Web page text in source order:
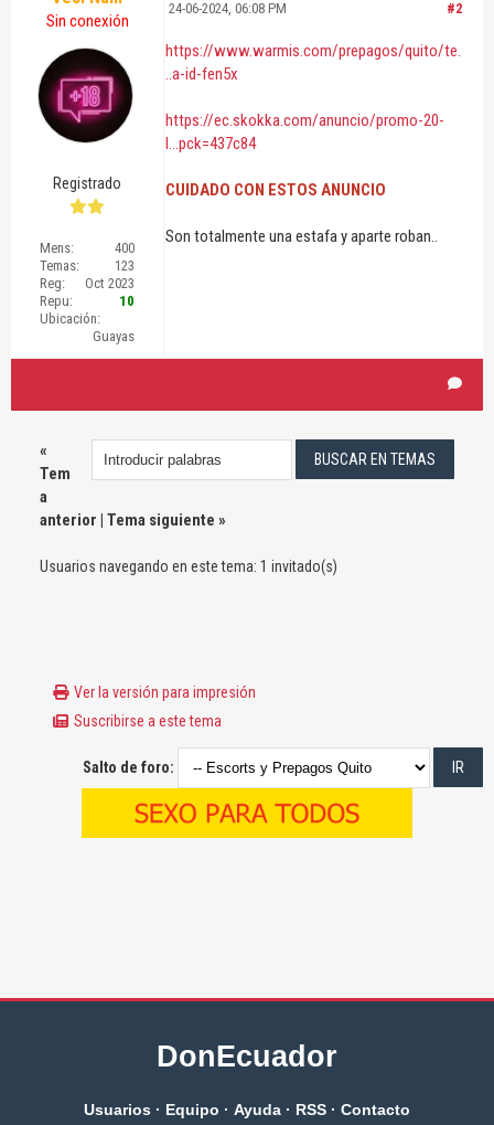
Sin conexión
Registrado
Mens:
400
Temas:
123
Reg:
Oct 2023
Repu:
10
Ubicación:
Guayas
#2
24-06-2024, 06:08 PM
https://www.warmis.com/prepagos/quito/te.
..a-id-fen5x
https://ec.skokka.com/anuncio/promo-20-
l...pck=437c84
CUIDADO CON ESTOS ANUNCIO
Son totalmente una estafa y aparte roban..
«
Tem
a
anterior | Tema siguiente »
Usuarios navegando en este tema: 1 invitado(s)
Ver la versión para impresión
Suscribirse a este tema
Salto de foro:
DonEcuador
Usuarios · Equipo · Ayuda · RSS · Contacto